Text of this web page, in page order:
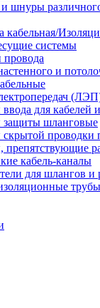
шнуры
кабельная/
системы
провода
и
для кабелей
шланговые
проводки
препятствующие
кабель-каналы
для шлангов и